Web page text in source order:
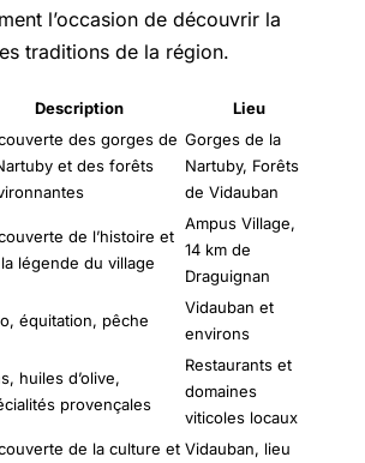
l’occasion de découvrir la
traditions de la région.
Description Lieu
des gorges de
et des forêts
Gorges de la
Nartuby, Forêts
de Vidauban
de l’histoire et
légende du village
Ampus Village,
14 km de
Draguignan
équitation, pêche
Vidauban et
environs
huiles d’olive,
provençales
Restaurants et
domaines
viticoles locaux
de la culture et Vidauban, lieu